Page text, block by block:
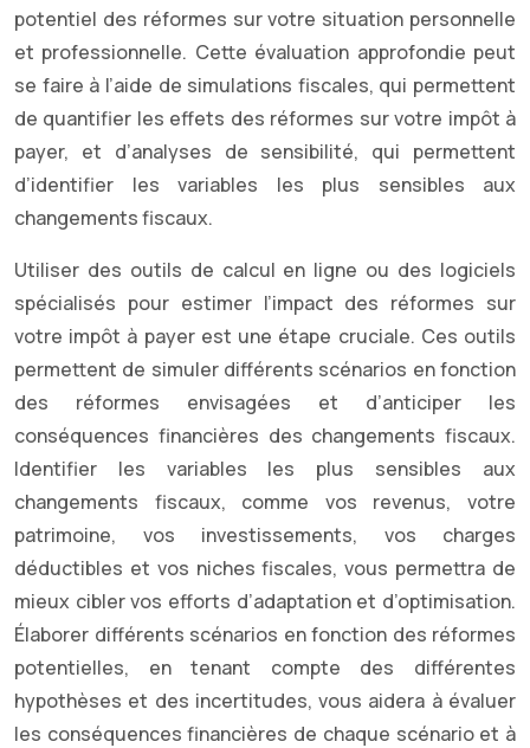
potentiel des réformes sur votre situation personnelle
et professionnelle. Cette évaluation approfondie peut
se faire à l’aide de simulations fiscales, qui permettent
de quantifier les effets des réformes sur votre impôt à
payer, et d’analyses de sensibilité, qui permettent
d’identifier les variables les plus sensibles aux
changements fiscaux.
Utiliser des outils de calcul en ligne ou des logiciels
spécialisés pour estimer l’impact des réformes sur
votre impôt à payer est une étape cruciale. Ces outils
permettent de simuler différents scénarios en fonction
des réformes envisagées et d’anticiper les
conséquences financières des changements fiscaux.
Identifier les variables les plus sensibles aux
changements fiscaux, comme vos revenus, votre
patrimoine, vos investissements, vos charges
déductibles et vos niches fiscales, vous permettra de
mieux cibler vos efforts d’adaptation et d’optimisation.
Élaborer différents scénarios en fonction des réformes
potentielles, en tenant compte des différentes
hypothèses et des incertitudes, vous aidera à évaluer
les conséquences financières de chaque scénario et à